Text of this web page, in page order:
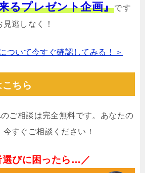
るプレゼント企画』です
逃しなく！
ついて今すぐ確認してみる！＞
ちら
ご相談は完全無料です。あなたの
すぐご相談ください！
選びに困ったら…／